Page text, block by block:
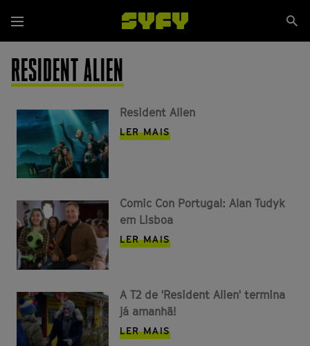
para
o
conteúdo
principal
Menu
RESIDENT ALIEN
Resident Alien
LER MAIS
Comic Con Portugal: Alan Tudyk
em Lisboa
LER MAIS
A T2 de 'Resident Alien' termina
já amanhã!
LER MAIS